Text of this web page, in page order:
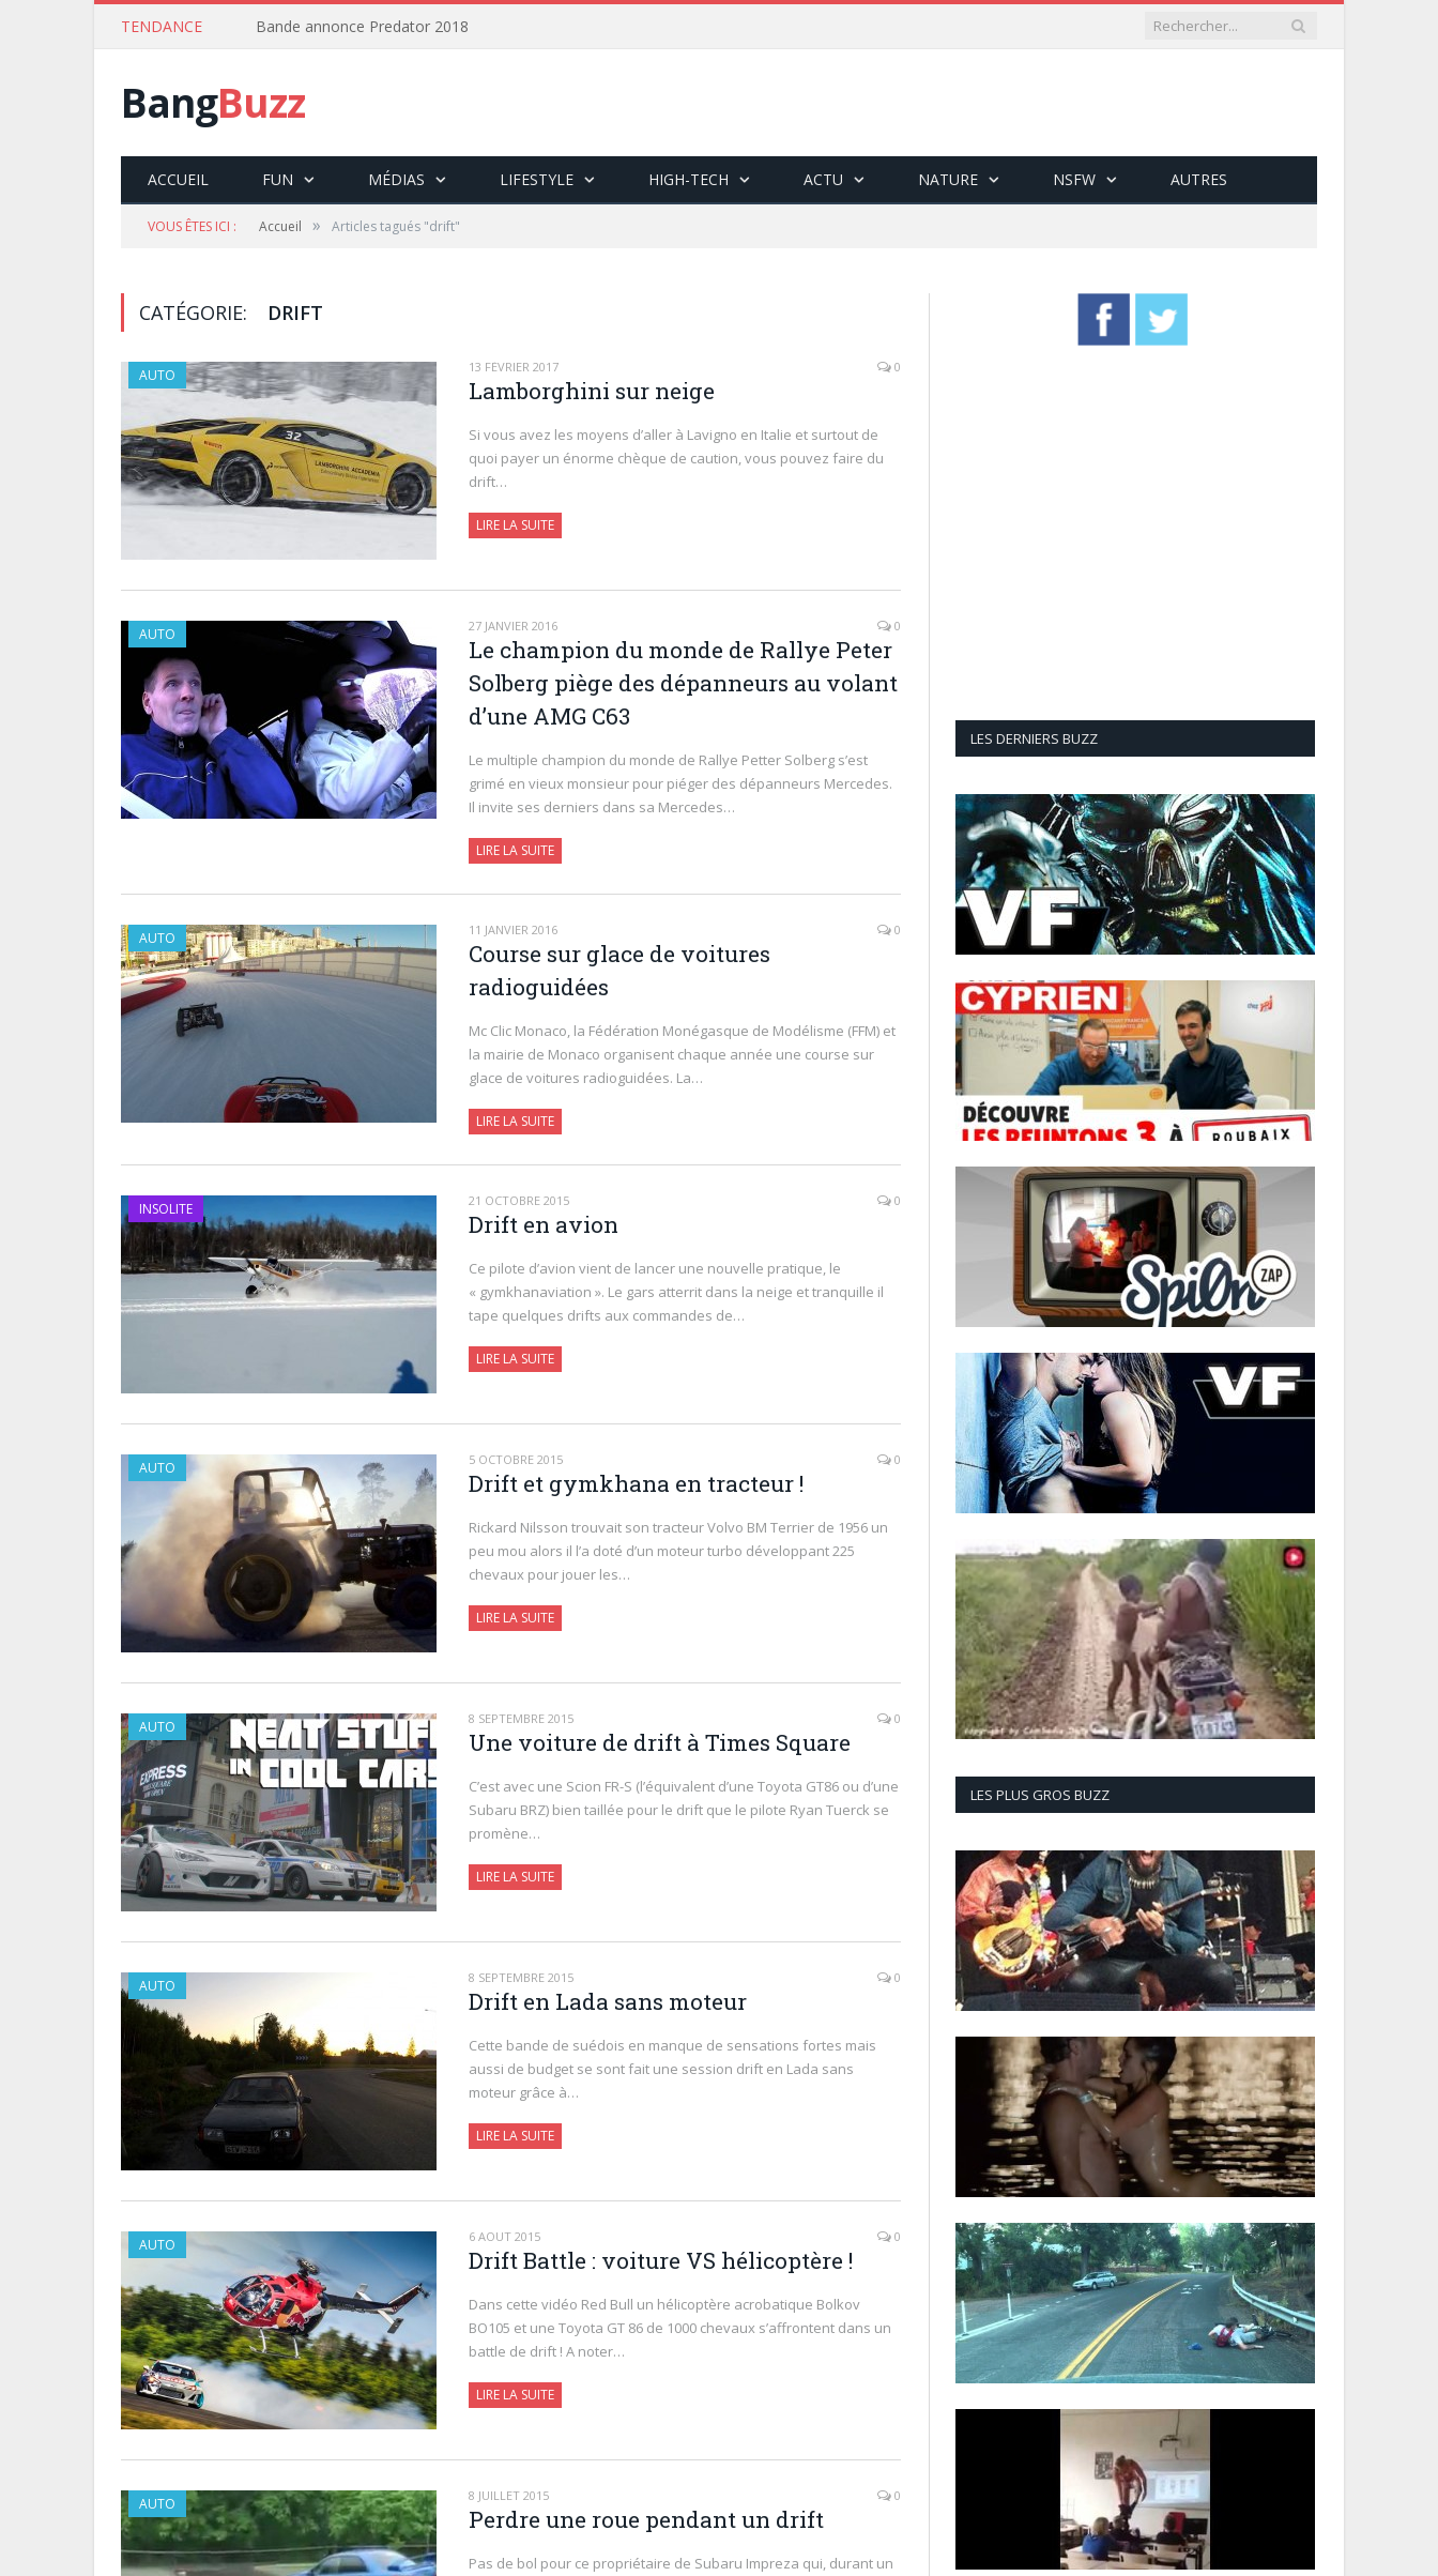
TENDANCE Bande annonce Predator 2018
BangBuzz
ACCUEIL FUN MÉDIAS LIFESTYLE HIGH-TECH ACTU NATURE NSFW AUTRES
VOUS ÊTES ICI : Accueil » Articles tagués "drift"
CATÉGORIE: DRIFT
AUTO 13 FÉVRIER 2017 0
Lamborghini sur neige
Si vous avez les moyens d’aller à Lavigno en Italie et surtout de
quoi payer un énorme chèque de caution, vous pouvez faire du
drift…
LIRE LA SUITE
AUTO 27 JANVIER 2016 0
Le champion du monde de Rallye Peter
Solberg piège des dépanneurs au volant
d’une AMG C63
Le multiple champion du monde de Rallye Petter Solberg s’est
grimé en vieux monsieur pour piéger des dépanneurs Mercedes.
Il invite ses derniers dans sa Mercedes…
LIRE LA SUITE
AUTO 11 JANVIER 2016 0
Course sur glace de voitures
radioguidées
Mc Clic Monaco, la Fédération Monégasque de Modélisme (FFM) et
la mairie de Monaco organisent chaque année une course sur
glace de voitures radioguidées. La…
LIRE LA SUITE
INSOLITE 21 OCTOBRE 2015 0
Drift en avion
Ce pilote d’avion vient de lancer une nouvelle pratique, le
« gymkhanaviation ». Le gars atterrit dans la neige et tranquille il
tape quelques drifts aux commandes de…
LIRE LA SUITE
AUTO 5 OCTOBRE 2015 0
Drift et gymkhana en tracteur !
Rickard Nilsson trouvait son tracteur Volvo BM Terrier de 1956 un
peu mou alors il l’a doté d’un moteur turbo développant 225
chevaux pour jouer les…
LIRE LA SUITE
AUTO 8 SEPTEMBRE 2015 0
Une voiture de drift à Times Square
C’est avec une Scion FR-S (l’équivalent d’une Toyota GT86 ou d’une
Subaru BRZ) bien taillée pour le drift que le pilote Ryan Tuerck se
promène…
LIRE LA SUITE
AUTO 8 SEPTEMBRE 2015 0
Drift en Lada sans moteur
Cette bande de suédois en manque de sensations fortes mais
aussi de budget se sont fait une session drift en Lada sans
moteur grâce à…
LIRE LA SUITE
AUTO 6 AOÛT 2015 0
Drift Battle : voiture VS hélicoptère !
Dans cette vidéo Red Bull un hélicoptère acrobatique Bolkov
BO105 et une Toyota GT 86 de 1000 chevaux s’affrontent dans un
battle de drift ! A noter…
LIRE LA SUITE
AUTO 8 JUILLET 2015 0
Perdre une roue pendant un drift
Pas de bol pour ce propriétaire de Subaru Impreza qui, durant un
LES DERNIERS BUZZ
LES PLUS GROS BUZZ